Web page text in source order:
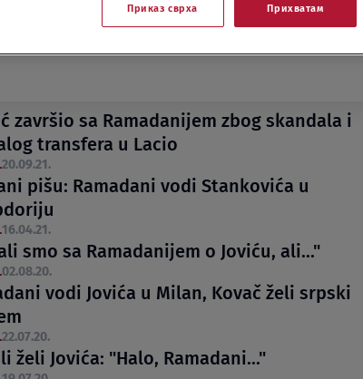
završio sa Ramadanijem zbog skandala i
transfera u Lacio
20.09.21.
pišu: Ramadani vodi Stankovića u
16.04.21.
smo sa Ramadanijem o Joviću, ali..."
02.08.20.
vodi Jovića u Milan, Kovač želi srpski
22.07.20.
želi Jovića: "Halo, Ramadani..."
Приказ сврха Прихватам